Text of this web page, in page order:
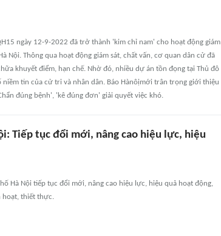
ngày 12-9-2022 đã trở thành 'kim chỉ nam' cho hoạt động giám
Nội. Thông qua hoạt động giám sát, chất vấn, cơ quan dân cử đã
khuyết điểm, hạn chế. Nhờ đó, nhiều dự án tồn đọng tại Thủ đô
tin của cử tri và nhân dân. Báo Hànôịmới trân trọng giới thiệu
đúng bệnh', 'kê đúng đơn' giải quyết việc khó.
Tiếp tục đổi mới, nâng cao hiệu lực, hiệu
Hà Nội tiếp tục đổi mới, nâng cao hiệu lực, hiệu quả hoạt động,
hoạt, thiết thực.